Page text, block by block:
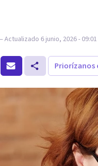
Actualizado 6 junio, 2026 - 09:01
Priorízanos